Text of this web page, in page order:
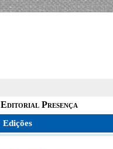
Editorial Presença
Edições